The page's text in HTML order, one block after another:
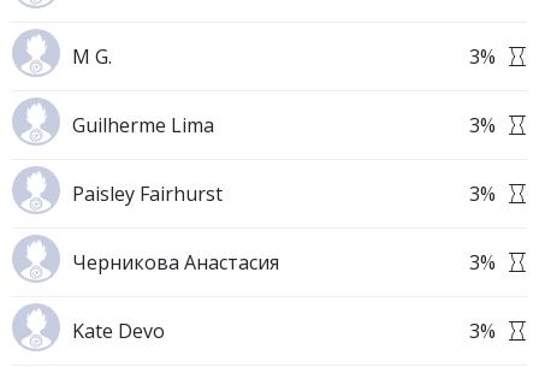
M G. 3%
Guilherme Lima 3%
Paisley Fairhurst 3%
Черникова Анастасия 3%
Kate Devo 3%